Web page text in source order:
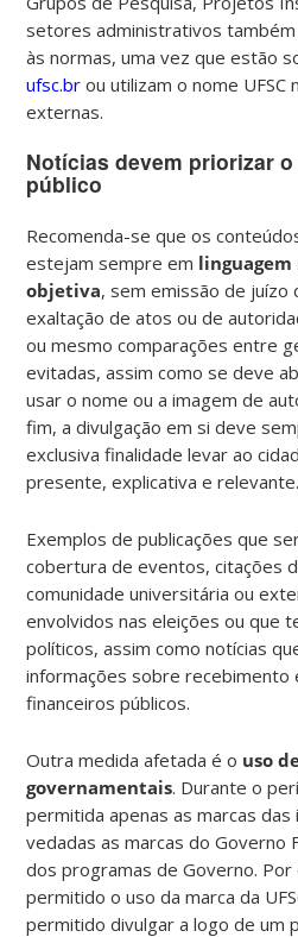
setores administrativos
às normas, uma vez que estão
ufsc.br ou utilizam o nome UFSC
externas.
Notícias devem priorizar
público
Recomenda-se que os
estejam sempre em
objetiva, sem emissão de juízo
exaltação de atos ou de
ou mesmo comparações entre
evitadas, assim como se deve
usar o nome ou a imagem de
fim, a divulgação em si deve
exclusiva finalidade levar ao
presente, explicativa e relevante.
Exemplos de publicações que
cobertura de eventos, citações
comunidade universitária ou
envolvidos nas eleições ou que
políticos, assim como notícias
informações sobre recebimento
financeiros públicos.
Outra medida afetada é o uso
governamentais. Durante o
permitida apenas as marcas das
vedadas as marcas do Governo
dos programas de Governo. Por
permitido o uso da marca da
permitido divulgar a logo de um